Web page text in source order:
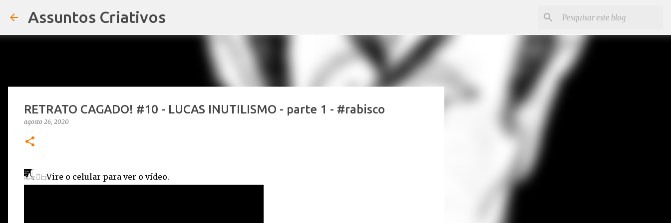
Assuntos Criativos
RETRATO CAGADO! #10 - LUCAS INUTILISMO - parte 1 - #rabisco
agosto 26, 2020
Vire o celular para ver o vídeo.